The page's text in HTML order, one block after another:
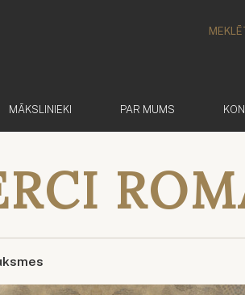
MĀKSLINIEKI PAR MUMS